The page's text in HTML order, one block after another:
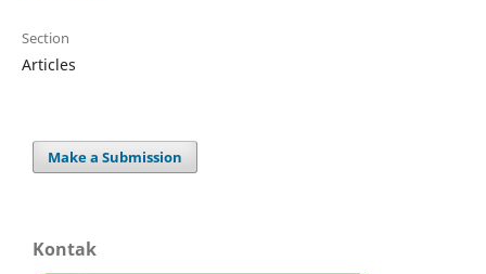
Section
Articles
Make a Submission
Kontak